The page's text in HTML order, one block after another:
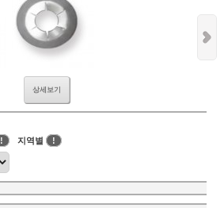
상세보기
! 지역별 !